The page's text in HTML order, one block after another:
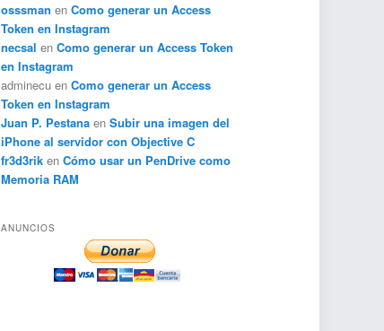
osssman en Como generar un Access
Token en Instagram
necsal en Como generar un Access Token
en Instagram
adminecuen Como generar un Access
Token en Instagram
Juan P. Pestanaen Subir una imagen del
iPhone al servidor con Objective C
fr3d3riken Cómo usar un PenDrive como
Memoria RAM
ANUNCIOS